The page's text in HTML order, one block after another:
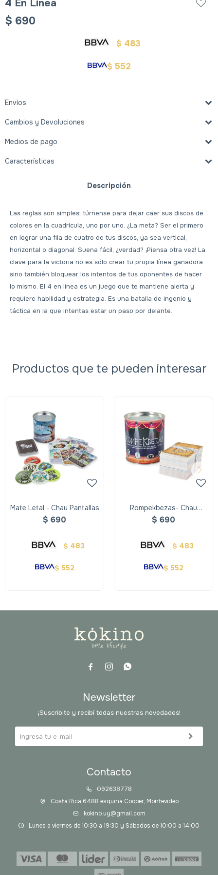
4 En Línea
$ 690
$ 483
$ 552
Envíos
Cambios y Devoluciones
Medios de pago
Características
Descripción
Las reglas son simples: túrnense para dejar caer sus discos de
colores en la cuadrícula, uno por uno. ¿La meta? Ser el primero
en lograr una fila de cuatro de tus discos, ya sea vertical,
horizontal o diagonal. Suena fácil, ¿verdad? ¡Piensa otra vez! La
clave para la victoria no es sólo crear tu propia línea ganadora
sino también bloquear los intentos de tus oponentes de hacer
lo mismo. El 4 en linea es un juego que te mantiene alerta y
requiere habilidad y estrategia. Es una batalla de ingenio y
táctica en la que intentas estar un paso por delante.
Productos que te pueden interesar
Mate Letal - Chau Pantallas
$ 690
$ 483
$ 552
Rompekbezas- Chau
Pantallas
$ 690
$ 483
$ 552
  
Contacto
092638778
Costa Rica 6488 esquina Cooper, Montevideo
kokino.uy@gmail.com
Lunes a viernes de 10:30 a 19:30 y Sábados de 10:00 a 14:00
Newsletter
¡Suscribite y recibí todas nuestras novedades!